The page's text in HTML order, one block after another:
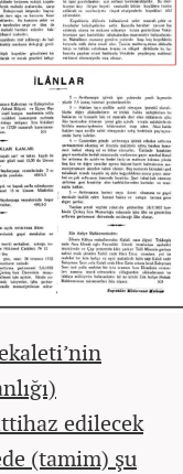
edilecek
(tamim) şu